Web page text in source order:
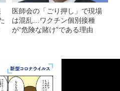
医師会の「ごり押し」で現場
は混乱…ワクチン個別接種
が“危険な賭け”である理由